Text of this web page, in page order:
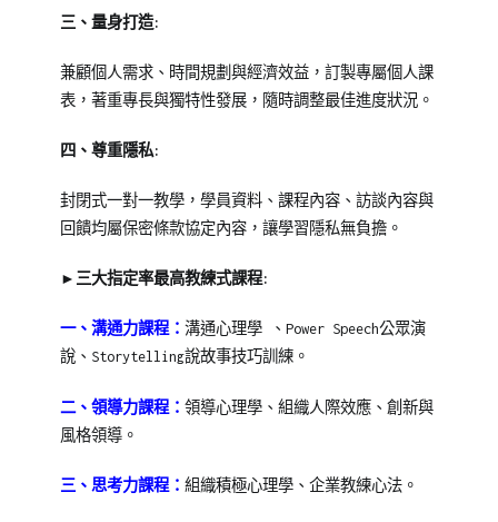
三、量身打造:
兼顧個人需求、時間規劃與經濟效益，訂製專屬個人課
表，著重專長與獨特性發展，隨時調整最佳進度狀況。
四、尊重隱私:
封閉式一對一教學，學員資料、課程內容、訪談內容與
回饋均屬保密條款協定內容，讓學習隱私無負擔。
►三大指定率最高教練式課程:
一、溝通力課程： 溝通心理學 、Power Speech公眾演
說、Storytelling說故事技巧訓練。
二、領導力課程： 領導心理學、組織人際效應、創新與
風格領導。
三、思考力課程： 組織積極心理學、企業教練心法。